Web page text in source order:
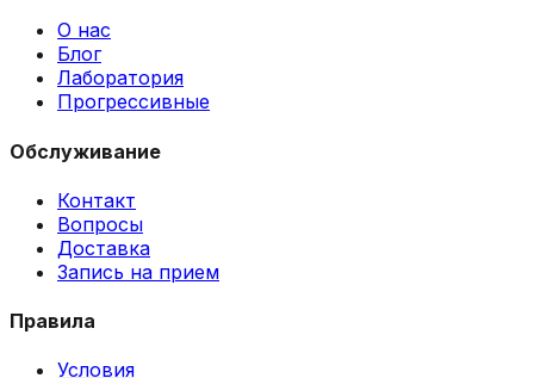
О нас
Блог
Лаборатория
Прогрессивные
Обслуживание
Контакт
Вопросы
Доставка
Запись на прием
Правила
Условия